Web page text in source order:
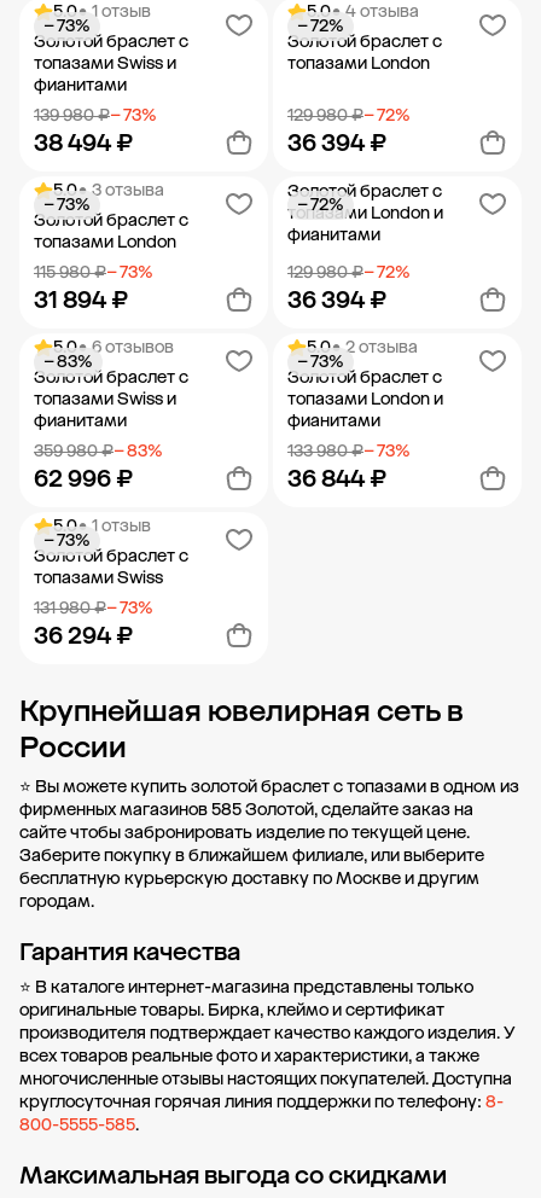
Добавить в корзину Добавить в корзину
5.0• 1 отзыв
Золотой браслет с
топазами Swiss и
фианитами
139 980 ₽− 73%
38 494 ₽
− 73%
Добавить в корзину
5.0• 4 отзыва
Золотой браслет с
топазами London
129 980 ₽− 72%
36 394 ₽
− 72%
Добавить в корзину
5.0• 3 отзыва
Золотой браслет с
топазами London
115 980 ₽− 73%
31 894 ₽
− 73%
Добавить в корзину
Золотой браслет с
топазами London и
фианитами
129 980 ₽− 72%
36 394 ₽
− 72%
Добавить в корзину
5.0• 6 отзывов
Золотой браслет с
топазами Swiss и
фианитами
359 980 ₽− 83%
62 996 ₽
− 83%
Добавить в корзину
5.0• 2 отзыва
Золотой браслет с
топазами London и
фианитами
133 980 ₽− 73%
36 844 ₽
− 73%
5.0• 1 отзыв
Золотой браслет с
топазами Swiss
131 980 ₽− 73%
36 294 ₽
− 73%
Добавить в корзину
Крупнейшая ювелирная сеть в
России
⭐ Вы можете купить золотой браслет с топазами в одном из
фирменных магазинов 585 Золотой, сделайте заказ на
сайте чтобы забронировать изделие по текущей цене.
Заберите покупку вближайшем филиале, или выберите
бесплатную курьерскую доставку по Москве и другим
городам.
Гарантия качества
⭐ В каталоге интернет-магазина представлены только
оригинальные товары. Бирка, клеймо и сертификат
производителя подтверждает качество каждого изделия. У
всех товаров реальные фото и характеристики, а также
многочисленные отзывы настоящих покупателей. Доступна
круглосуточная горячая линия поддержки по телефону: 8-
800-5555-585.
Максимальная выгода со скидками